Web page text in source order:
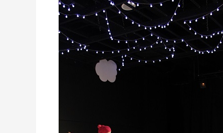
Niewielki
swoją
działalność!!!!